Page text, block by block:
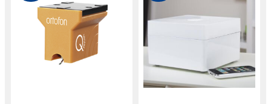
sisäänrakennettu kytkettävä phono
equalisaattori (kytkentä AUX-input liitäntään
mahdollinen)
Varustettu MM-äänirasialla